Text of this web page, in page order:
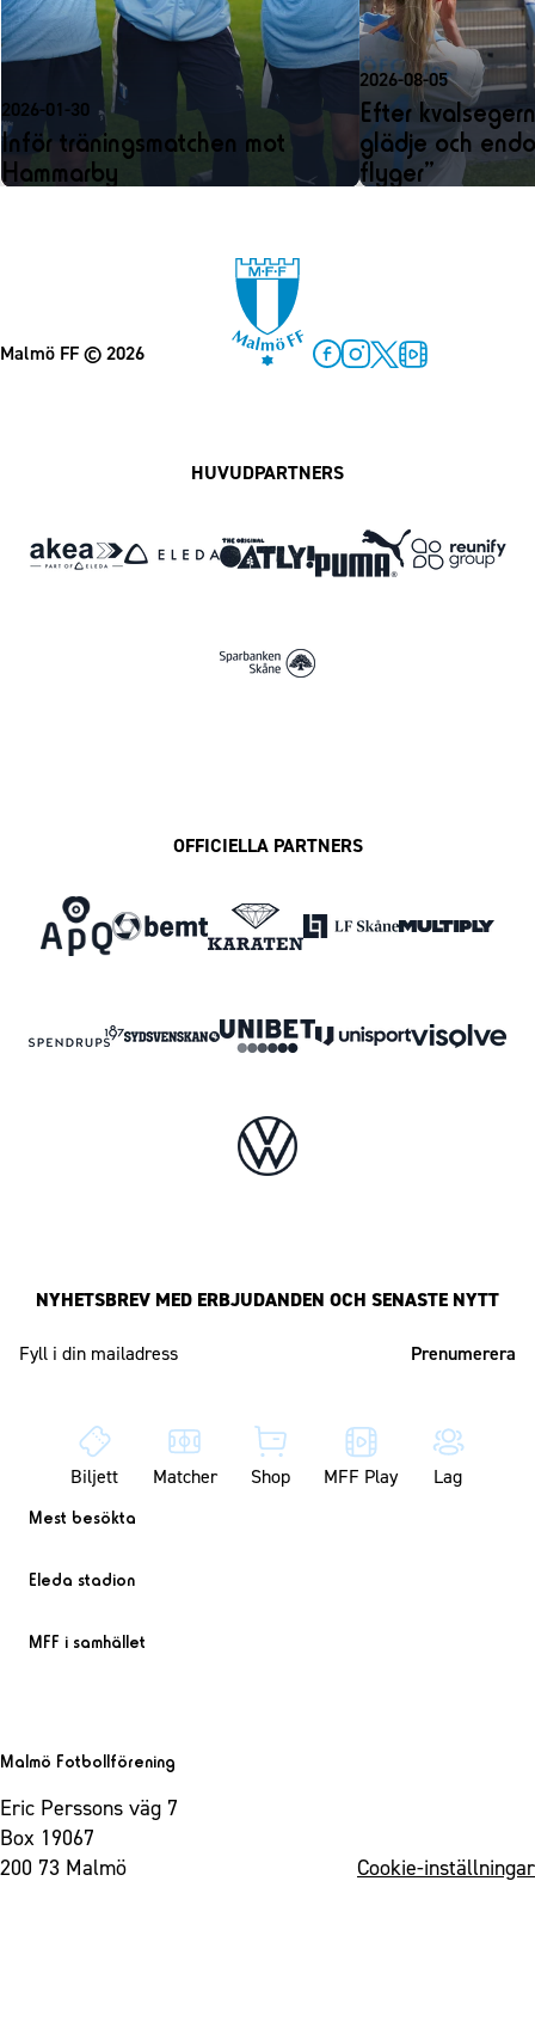
2026-01-30
Inför träningsmatchen mot
Hammarby
2026-08-05
Efter
glädje och
flyger”
Malmö FF© 2026
HUVUDPARTNERS
OFFICIELLA PARTNERS
NYHETSBREV MED ERBJUDANDEN OCH SENASTE NYTT
Biljett Matcher Shop MFF Play Lag
Mest besökta
Eleda stadion
MFF i samhället
Malmö Fotbollförening
Eric Perssons väg 7
Box 19067
200 73 Malmö
Cookie-inställningar